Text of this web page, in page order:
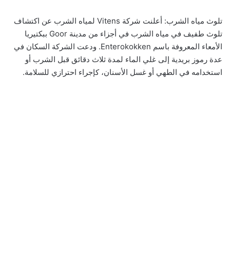
تلوث مياه الشرب: أعلنت شركة Vitens لمياه الشرب عن اكتشاف
تلوث طفيف في مياه الشرب في أجزاء من مدينة Goor ببكتيريا
الأمعاء المعروفة باسم Enterokokken. ودعت الشركة السكان في
عدة رموز بريدية إلى غلي الماء لمدة ثلاث دقائق قبل الشرب أو
استخدامه في الطهي أو غسل الأسنان، كإجراء احترازي للسلامة.